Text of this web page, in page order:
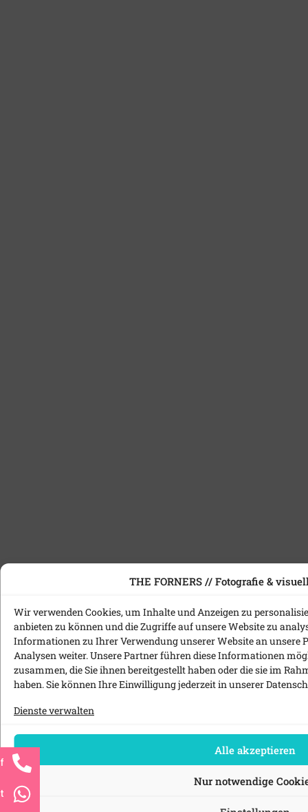
THE FORNERS // Fotografie &
Wir verwenden Cookies, um Inhalte und Anzeigen zu
anbieten zu können und die Zugriffe auf unsere Website zu
Informationen zu Ihrer Verwendung unserer Website an unsere
Analysen weiter. Unsere Partner führen diese Informationen
zusammen, die Sie ihnen bereitgestellt haben oder die sie im
haben. Sie können Ihre Einwilligung jederzeit in unserer
Dienste verwalten
Alle akzeptieren
Nur notwendige